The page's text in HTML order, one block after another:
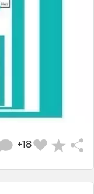
+18